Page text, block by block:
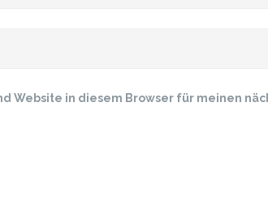
Website in diesem Browser für meinen